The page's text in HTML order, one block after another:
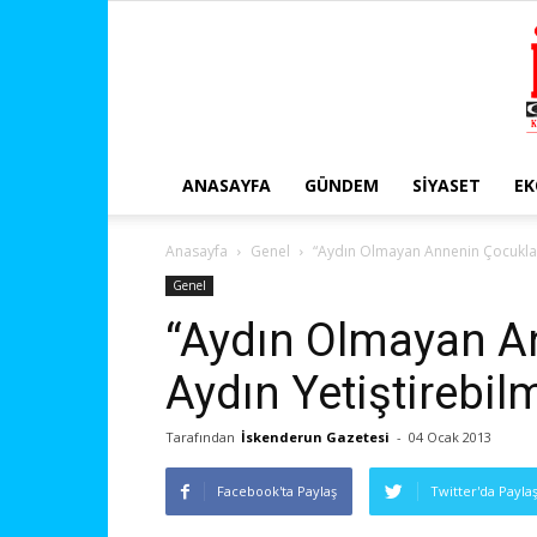
ANASAYFA GÜNDEM SIYASET
Anasayfa Genel “Aydın Olmayan Annenin
Genel
“Aydın Olmayan
Aydın
Tarafından İskenderun Gazetesi - 04 Ocak 2013
Facebook'ta Paylaş Twitter'da Paylaş